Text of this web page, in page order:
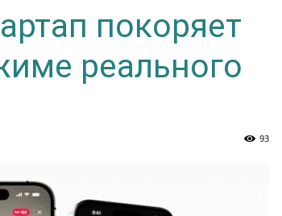
покоряет
реального
93